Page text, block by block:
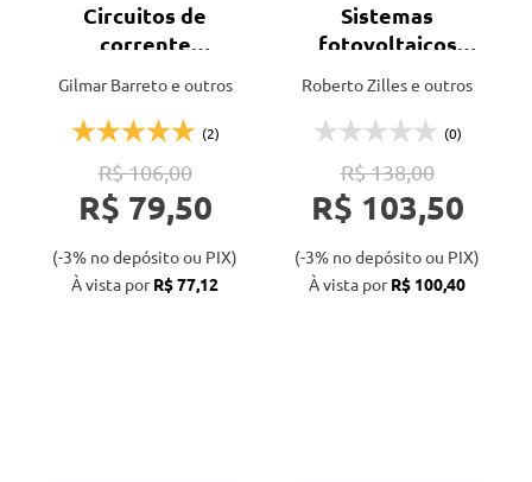
Circuitos de
corrente
Gilmar Barreto e outros
(2)
R$ 106,00
R$ 79,50
(-3% no depósito ou PIX)
À vista porR$ 77,12
Sistemas
fotovoltaicos
conectados à
rede elétrica
Roberto Zilles e outros
(0)
R$ 138,00
R$ 103,50
(-3% no depósito ou PIX)
À vista porR$ 100,40